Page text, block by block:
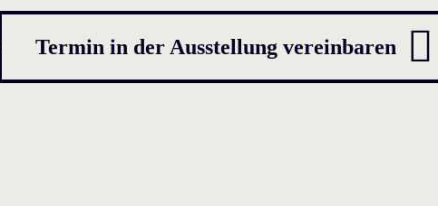
Termin in der Ausstellung vereinbaren 